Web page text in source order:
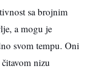
sa brojnim
a mogu je
svom tempu. Oni
nizu